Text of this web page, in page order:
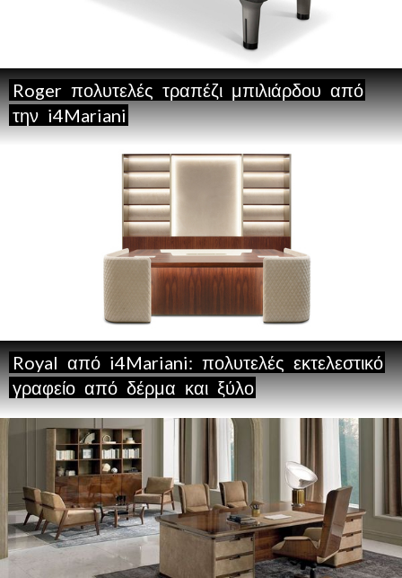
Roger πολυτελές τραπέζι μπιλιάρδου από
την i4Mariani
Royal από i4Mariani: πολυτελές εκτελεστικό
γραφείο από δέρμα και ξύλο